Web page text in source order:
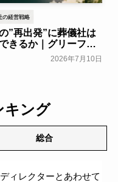
の経営戦略
”再出発”に葬儀社は
きるか｜グリーフケ
ら読み解く故人との向
2026年7月10日
キング
総合
ィレクターとあわせて